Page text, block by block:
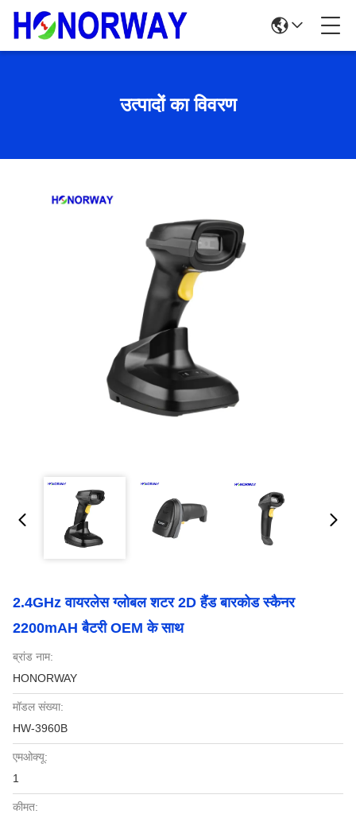
उत्पादों का विवरण
2.4GHz वायरलेस ग्लोबल शटर 2D हैंड बारकोड स्कैनर
2200mAH बैटरी OEM के साथ
ब्रांड नाम:
HONORWAY
मॉडल संख्या:
HW-3960B
एमओक्यू:
1
कीमत: